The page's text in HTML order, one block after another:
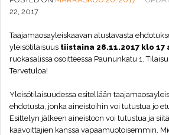
22, 2017
Taajamaosayleiskaavan alustavasta
yleisötilaisuus tiistaina 28.11.2017 klo 17
ruokasalissa osoitteessa Paununkatu 1.
Tervetuloa!
Yleisötilaisuudessa esitellään
ehdotusta, jonka aineistoihin voi tutustua jo
Esittelyn jälkeen aineistoon voi tutustua ja
kaavoittajien kanssa vapaamuotoisemmin.